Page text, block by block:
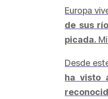
Europa
de sus
picada.
Desde
ha visto